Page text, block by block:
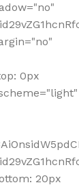
0px
20px